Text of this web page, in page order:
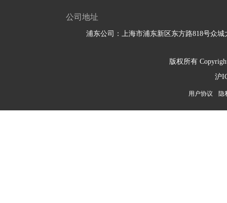
公司地址
浦东公司：上海市浦东新区东方路818号众城
版权所有
沪
用户协议 隐